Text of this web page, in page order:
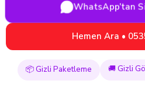
WhatsApp’tan
Hemen Ara •
📦 Gizli Paketleme 🚚 Gizli